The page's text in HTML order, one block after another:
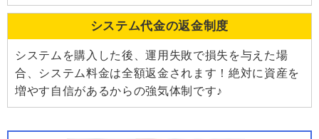
システム代金の返金制度
システムを購入した後、運用失敗で損失を与えた場
合、システム料金は全額返金されます！絶対に資産を
増やす自信があるからの強気体制です♪